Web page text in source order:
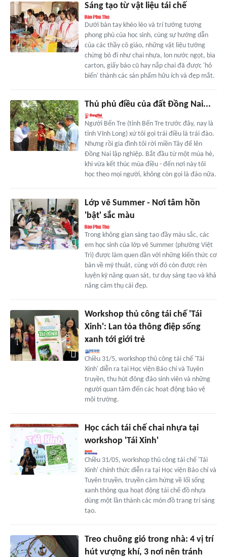
Sáng tạo từ vật liệu tái chế
Dưới bàn tay khéo léo và trí tưởng tượng
phong phú của học sinh, cùng sự hướng dẫn
của các thầy cô giáo, những vật liệu tưởng
chừng bỏ đi như chai nhựa, lon nước ngọt, bìa
carton, giấy báo cũ hay nắp chai đã được 'hô
biến' thành các sản phẩm hữu ích và đẹp mắt.
Thủ phủ điều của đất Ðồng Nai...
Người Bến Tre (tỉnh Bến Tre trước đây, nay là
tỉnh Vĩnh Long) xứ tôi gọi trái điều là trái đào.
Nhưng rồi gia đình tôi rời miền Tây để lên
Đồng Nai lập nghiệp. Bắt đầu từ một mùa hè,
khi vừa kết thúc mùa điều - đến nơi này tôi
học theo mọi người, không còn gọi là đào nữa.
Lớp vẽ Summer - Nơi tâm hồn
'bật' sắc màu
Trong không gian sáng tạo đầy màu sắc, các
em học sinh của lớp vẽ Summer (phường Việt
Trì) được làm quen dần với những kiến thức cơ
bản về mỹ thuật, cùng với đó còn được rèn
luyện kỹ năng quan sát, tư duy sáng tạo và khả
năng cảm thụ cái đẹp.
Workshop thủ công tái chế 'Tái
Xinh': Lan tỏa thông điệp sống
xanh tới giới trẻ
Chiều 31/5, workshop thủ công tái chế 'Tái
Xinh' diễn ra tại Học viện Báo chí và Tuyên
truyền, thu hút đông đảo sinh viên và những
người quan tâm đến các hoạt động bảo vệ
môi trường.
Học cách tái chế chai nhựa tại
workshop 'Tái Xinh'
Chiều 31/05, workshop thủ công tái chế 'Tái
Xinh' chính thức diễn ra tại Học viện Báo chí và
Tuyên truyền, truyền cảm hứng về lối sống
xanh thông qua hoạt động tái chế đồ nhựa
dùng một lần thành các món đồ trang trí sáng
tạo.
Treo chuông gió trong nhà: 4 vị trí
hút vượng khí, 3 nơi nên tránh